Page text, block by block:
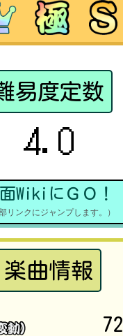
易度定数
4.0
WikiにＧＯ！
部リンクにジャンプします。）
楽曲情報
72